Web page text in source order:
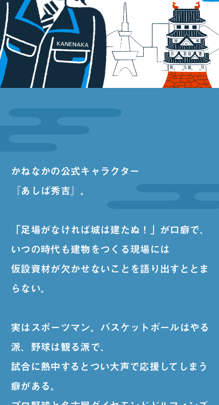
かねなかの公式キャラクター
『あしば秀吉』。
「足場がなければ城は建たぬ！」が口癖で、
いつの時代も建物をつくる現場には
仮設資材が欠かせないことを語り出すととま
らない。
実はスポーツマン。バスケットボールはやる
派、野球は観る派で、
試合に熱中するとつい大声で応援してしまう
癖がある。